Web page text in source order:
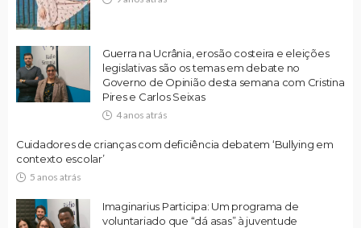
Guerra na Ucrânia, erosão costeira e eleições
legislativas são os temas em debate no
Governo de Opinião desta semana com Cristina
Pires e Carlos Seixas
4 anos atrás
Cuidadores de crianças com deficiência debatem ‘Bullying em
contexto escolar’
5 anos atrás
Imaginarius Participa: Um programa de
voluntariado que “dá asas” à juventude